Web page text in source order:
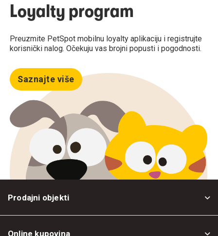
Loyalty program
Preuzmite PetSpot mobilnu loyalty aplikaciju i registrujte
korisnički nalog. Očekuju vas brojni popusti i pogodnosti.
Saznajte više
Prodajni objekti
Online kupovina